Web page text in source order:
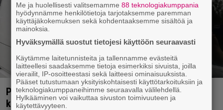
Poliisilla tehovalvonta – tästä kysymys ja näin
kauan kestää
Me ja huolellisesti valitsemamme88 teknologiakumppania
hyödynnämme henkilötietoja tarjotaksemme paremman
käyttäjäkokemuksen sekä kohdentaaksemme sisältöä ja
mainoksia.
Hyväksymällä suostut tietojesi käyttöön seuraavasti
Käytämme laitetunnisteita ja tallennamme evästeitä
laitteellesi saadaksemme tietoja esimerkiksi sivuista, joilla
vierailit, IP-osoitteestasi sekä laitteesi ominaisuuksista.
Pääset tutustumaan yksityiskohtaisesti käyttötarkoituksiin ja
teknologiakumppaneihimme seuraavalla välilehdellä.
Hylkääminen voi vaikuttaa sivuston toimivuuteen ja
käytettävyyteen.